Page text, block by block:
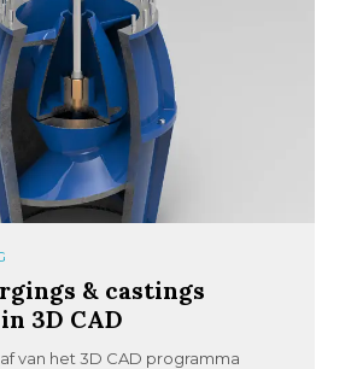
& castings
3D CAD
van het 3D CAD programma